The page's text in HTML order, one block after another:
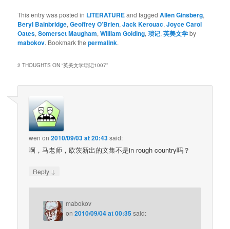
This entry was posted in LITERATUREand taggedAllen Ginsberg,
Beryl Bainbridge,Geoffrey O’Brien,Jack Kerouac,Joyce Carol
Oates,Somerset Maugham,William Golding,琐记,英美文学by
mabokov. Bookmark thepermalink.
2 THOUGHTS ON “英美文学琐记1007”
wen on2010/09/03 at 20:43said:
啊，马老师，欧茨新出的文集不是in rough country吗？
Reply ↓
mabokov
on2010/09/04 at 00:35said: